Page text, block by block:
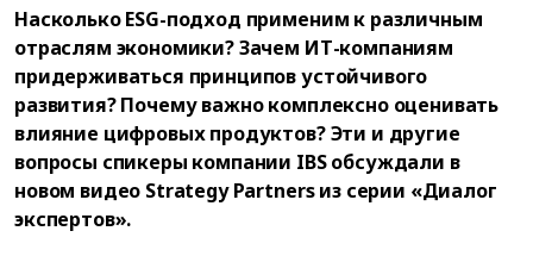
Насколько ESG-подход применим к различным
отраслям экономики? Зачем ИТ-компаниям
придерживаться принципов устойчивого
развития? Почему важно комплексно оценивать
влияние цифровых продуктов? Эти и другие
вопросы спикеры компании IBS обсуждали в
новом видео Strategy Partners из серии «Диалог
экспертов».